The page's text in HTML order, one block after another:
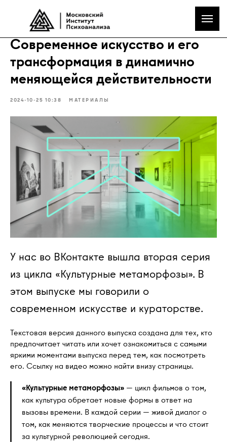
Современное искусство и его
трансформация в динамично
меняющейся действительности
2024-10-25 10:38 МАТЕРИАЛЫ
У нас во ВКонтакте вышла вторая серия
из цикла «Культурные метаморфозы». В
этом выпуске мы говорили о
современном искусстве и кураторстве.
Текстовая версия данного выпуска создана для тех, кто
предпочитает читать или хочет ознакомиться с самыми
яркими моментами выпуска перед тем, как посмотреть
его. Ссылку на видео можно найти внизу страницы.
«Культурные метаморфозы» — цикл фильмов о том,
как культура обретает новые формы в ответ на
вызовы времени. В каждой серии — живой диалог о
том, как меняются творческие процессы и что стоит
за культурной революцией сегодня.